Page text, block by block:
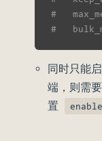
#
#
同时只能
端，则需
置